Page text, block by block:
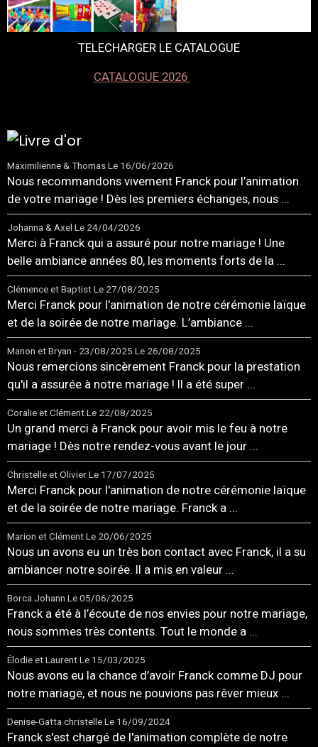
TELECHARGER LE CATALOGUE
CATALOGUE 2026
Maximilienne & ThomasLe 16/06/2026
Nous recommandons vivement Franck pour l’animation
de votre mariage ! Dès les premiers échanges, nous ...
Johanna & Axel Le 24/04/2026
Merci à Franck qui a assuré pour notre mariage ! Une
belle ambiance années 80, les moments forts de la ...
Clémence et BaptistLe 27/08/2025
Merci Franck pour l'animation de notre cérémonie laïque
et de la soirée de notre mariage. L’ambiance ...
Manon et Bryan - 23/08/2025 Le 26/08/2025
Nous remercions sincèrement Franck pour la prestation
qu'il a assurée à notre mariage ! Il a été super ...
Coralie et ClémentLe 22/08/2025
Un grand merci à Franck pour avoir mis le feu à notre
mariage ! Dès notre rendez-vous avant le jour ...
Christelle et OlivierLe 17/07/2025
Merci Franck pour l'animation de notre cérémonie laïque
et de la soirée de notre mariage. Franck a ...
Marion et ClémentLe 20/06/2025
Nous un avons eu un très bon contact avec Franck, il a su
ambiancer notre soirée. Il a mis en valeur ...
Borca Johann Le 05/06/2025
Franck a été à l’écoute de nos envies pour notre mariage,
nous sommes très contents. Tout le monde a ...
Élodie et LaurentLe 15/03/2025
Nous avons eu la chance d’avoir Franck comme DJ pour
notre mariage, et nous ne pouvions pas rêver mieux ...
Denise-Gatta christelleLe 16/09/2024
Franck s'est chargé de l'animation complète de notre